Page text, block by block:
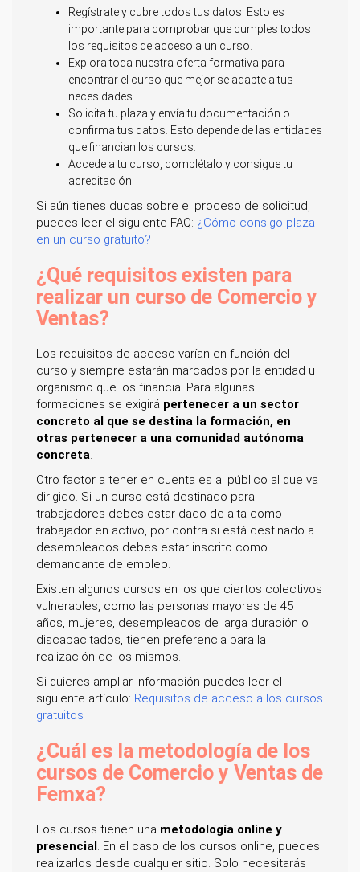
Regístrate y cubre todos tus datos. Esto es
importante para comprobar que cumples todos
los requisitos de acceso a un curso.
Explora toda nuestra oferta formativa para
encontrar el curso que mejor se adapte a tus
necesidades.
Solicita tu plaza y envía tu documentación o
confirma tus datos. Esto depende de las entidades
que financian los cursos.
Accede a tu curso, complétalo y consigue tu
acreditación.
Si aún tienes dudas sobre el proceso de solicitud,
puedes leer el siguiente FAQ: ¿Cómo consigo plaza
en un curso gratuito?
¿Qué requisitos existen para
realizar un curso de Comercio y
Ventas?
Los requisitos de acceso varían en función del
curso y siempre estarán marcados por la entidad u
organismo que los financia. Para algunas
formaciones se exigirá pertenecer a un sector
concreto al que se destina la formación, en
otras pertenecer a una comunidad autónoma
concreta.
Otro factor a tener en cuenta es al público al que va
dirigido. Si un curso está destinado para
trabajadores debes estar dado de alta como
trabajador en activo, por contra si está destinado a
desempleados debes estar inscrito como
demandante de empleo.
Existen algunos cursos en los que ciertos colectivos
vulnerables, como las personas mayores de 45
años, mujeres, desempleados de larga duración o
discapacitados, tienen preferencia para la
realización de los mismos.
Si quieres ampliar información puedes leer el
siguiente artículo: Requisitos de acceso a los cursos
gratuitos
¿Cuál es la metodología de los
cursos de Comercio y Ventas de
Femxa?
Los cursos tienen una metodología online y
presencial. En el caso de los cursos online, puedes
realizarlos desde cualquier sitio. Solo necesitarás